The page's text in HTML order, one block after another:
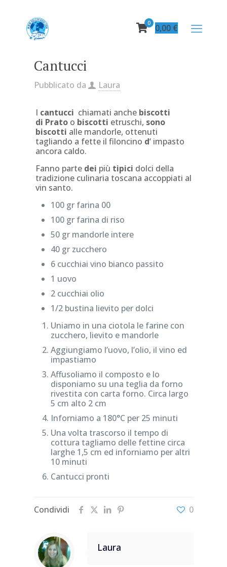
0 0,00 €
Cantucci
Pubblicato da Laura
I cantucci chiamati anchebiscotti
di Prato o biscotti etruschi, sono
biscotti alle mandorle, ottenuti
tagliando a fette il filoncino d‘ impasto
ancora caldo.
Fanno parte dei più tipici dolci della
tradizione culinaria toscana accoppiati al
vin santo.
100 gr farina 00
100 gr farina di riso
50 gr mandorle intere
40 gr zucchero
6 cucchiai vino bianco passito
1 uovo
2 cucchiai olio
1/2 bustina lievito per dolci
Uniamo in una ciotola le farine con
zucchero, lievito e mandorle
Aggiungiamo l’uovo, l’olio, il vino ed
impastiamo
Affusoliamo il composto e lo
disponiamo su una teglia da forno
rivestita con carta forno. Circa largo
5 cm alto 2 cm
Inforniamo a 180°C per 25 minuti
Una volta trascorso il tempo di
cottura tagliamo delle fettine circa
larghe 1,5 cm ed inforniamo per altri
10 minuti
Cantucci pronti
Condividi 0
Laura